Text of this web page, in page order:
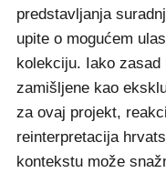
predstavljanja
upite o mogućem
kolekciju. Iako
zamišljene kao
za ovaj projekt,
reinterpretacija
kontekstu može